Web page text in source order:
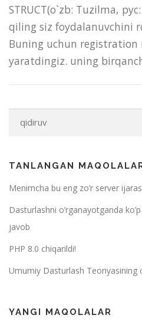
STRUCT(o`zb: Tuzilma,
qiling siz foydalanuvchini
Buning uchun registration
yaratdingiz. uning
Qidirshish:
TANLANGAN
Menimcha bu eng zo’r server
Dasturlashni o’rganayotganda
javob
PHP 8.0 chiqarildi!
Umumiy Dasturlash Teoriyasining
YANGI MAQOLALAR